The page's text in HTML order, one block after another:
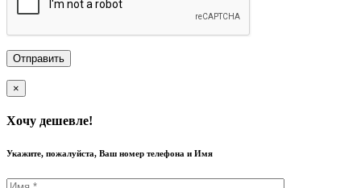
×
Хочу дешевле!
Укажите, пожалуйста, Ваш номер телефона и Имя